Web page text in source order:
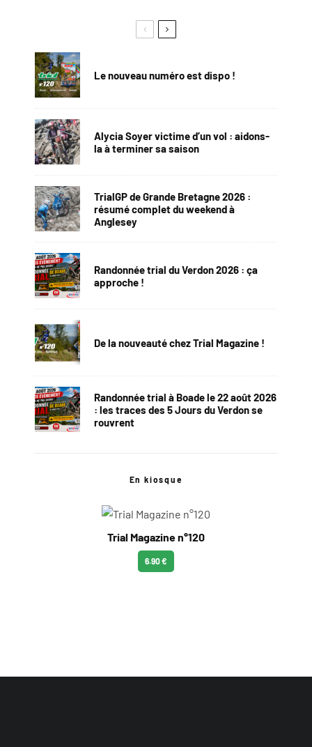
Le nouveau numéro est dispo !
Alycia Soyer victime d’un vol : aidons-
la à terminer sa saison
TrialGP de Grande Bretagne 2026 :
résumé complet du weekend à
Anglesey
Randonnée trial du Verdon 2026 : ça
approche !
De la nouveauté chez Trial Magazine !
Randonnée trial à Boade le 22 août 2026
: les traces des 5 Jours du Verdon se
rouvrent
En kiosque
Trial Magazine n°120
6.90 €